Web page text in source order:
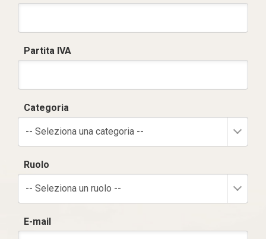
Partita IVA
Categoria
-- Seleziona una categoria --
Ruolo
-- Seleziona un ruolo --
E-mail